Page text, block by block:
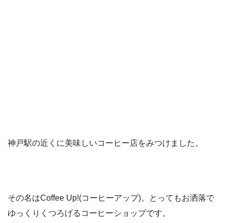
神戸駅の近くに美味しいコーヒー店をみつけました。
その名はCoffee Up!(コーヒーアップ)。とってもお洒落で
ゆっくりくつろげるコーヒーショップです。